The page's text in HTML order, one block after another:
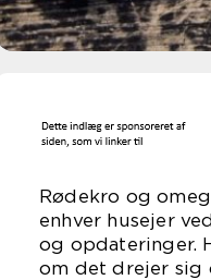
Rødekro og
enhver husejer
og opdateringer.
om det drejer sig